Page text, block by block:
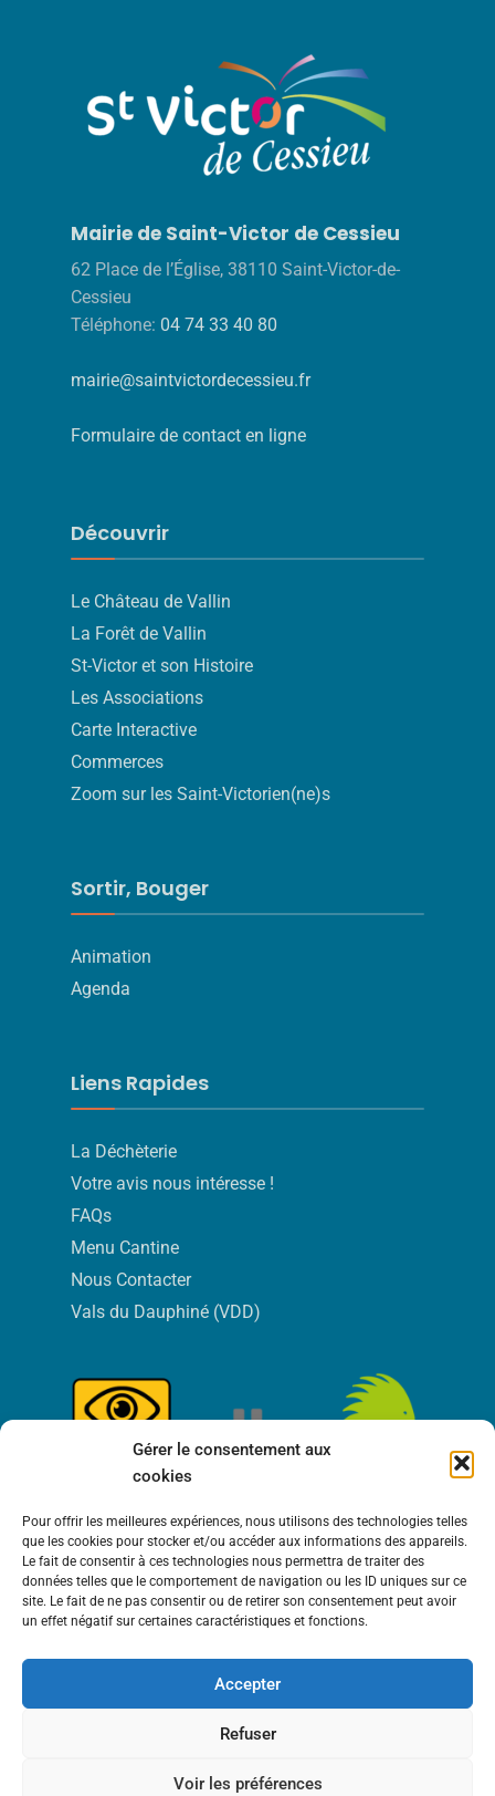
Gérer le consentement aux
cookies
Pour offrir les meilleures expériences, nous utilisons des technologies telles
que les cookies pour stocker et/ou accéder aux informations des appareils.
Le fait de consentir à ces technologies nous permettra de traiter des
données telles que le comportement de navigation ou les ID uniques sur ce
site. Le fait de ne pas consentir ou de retirer son consentement peut avoir
un effet négatif sur certaines caractéristiques et fonctions.
Accepter
Refuser
Voir les préférences
Mairie de Saint-Victor de Cessieu
62 Place de l’Église, 38110 Saint-Victor-de-
Cessieu
Téléphone: 04 74 33 40 80
mairie@saintvictordecessieu.fr
Formulaire de contact en ligne
Découvrir
Le Château de Vallin
La Forêt de Vallin
St-Victor et son Histoire
Les Associations
Carte Interactive
Commerces
Zoom sur les Saint-Victorien(ne)s
Sortir, Bouger
Animation
Agenda
Liens Rapides
La Déchèterie
Votre avis nous intéresse !
FAQs
Menu Cantine
Nous Contacter
Vals du Dauphiné (VDD)
Bienvenue à Saint-Victor de Cessieu !
POLITIQUE DE COOKIES (UE)